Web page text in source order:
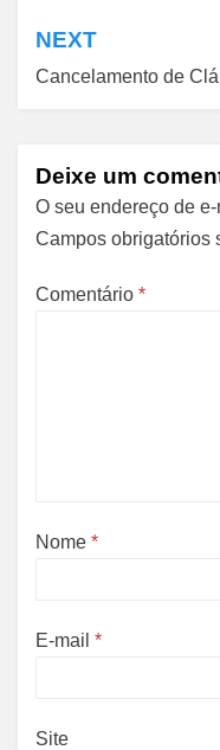
NEXT
Cancelamento de
Deixe um
O seu endereço de
Campos obrigatórios
Comentário *
Nome *
E-mail *
Site